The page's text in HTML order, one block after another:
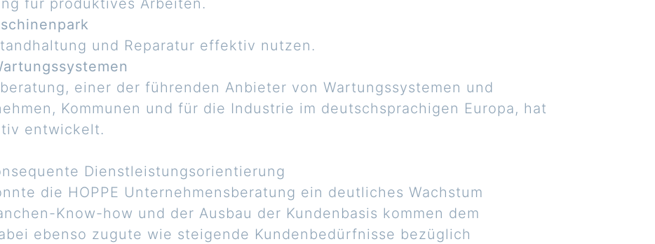
für produktives Arbeiten.
und Reparatur effektiv nutzen.
einer der führenden Anbieter von Wartungssystemen und
Kommunen und für die Industrie im deutschsprachigen Europa, hat
entwickelt.
Dienstleistungsorientierung
die HOPPE Unternehmensberatung ein deutliches Wachstum
Know-how und der Ausbau der Kundenbasis kommen dem
ebenso zugute wie steigende Kundenbedürfnisse bezüglich